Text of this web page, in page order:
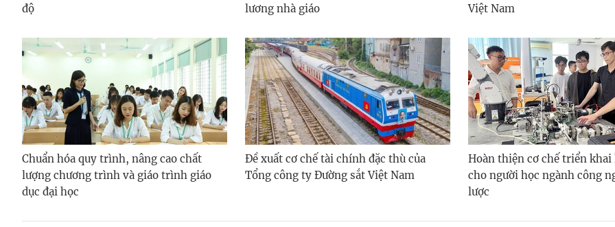
độ
lương nhà giáo
Việt Nam
Chuẩn hóa quy trình, nâng cao chất
lượng chương trình và giáo trình giáo
dục đại học
Đề xuất cơ chế tài chính đặc thù của
Tổng công ty Đường sắt Việt Nam
Hoàn thiện cơ chế triển khai
cho người học ngành công
lược